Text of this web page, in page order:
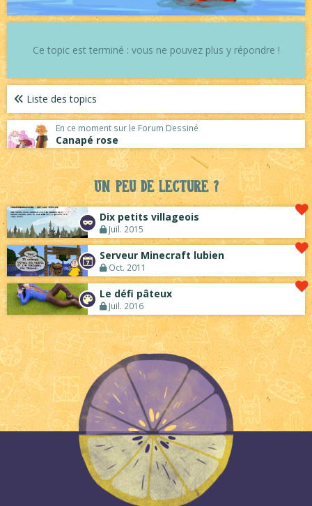
Ce topic est terminé : vous ne pouvez plus y répondre !
Liste des topics
En ce moment sur le Forum Dessiné
Canapé rose
Un peu de lecture ?
Dix petits villageois
Juil. 2015
Serveur Minecraft lubien
Oct. 2011
Le défi pâteux
Juil. 2016